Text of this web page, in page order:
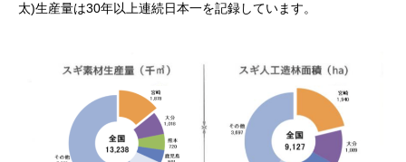
太)生産量は30年以上連続日本一を記録しています。